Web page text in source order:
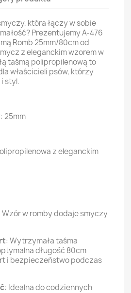
która łączy w sobie
Prezentujemy A-476
Romb 25mm/80cm od
z eleganckim wzorem w
taśmą polipropilenową to
właścicieli psów, którzy
styl.
: 25mm
z eleganckim
Wzór w romby dodaje smyczy
: Wytrzymała taśma
długość 80cm
i bezpieczeństwo podczas
: Idealna do codziennych